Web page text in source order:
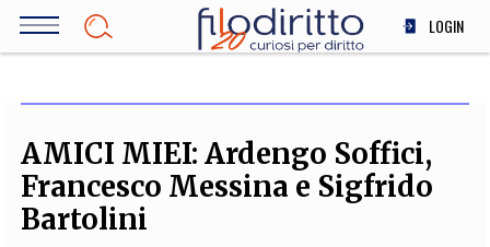
Salta
LOGIN
SOCIETÀ
MEDICINA
AMICI MIEI: Ardengo Soffici,
Francesco Messina e Sigfrido
Bartolini